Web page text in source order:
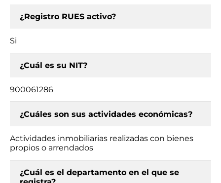
¿Registro RUES activo?
Si
¿Cuál es su NIT?
900061286
¿Cuáles son sus actividades económicas?
Actividades inmobiliarias realizadas con bienes
propios o arrendados
¿Cuál es el departamento en el que se